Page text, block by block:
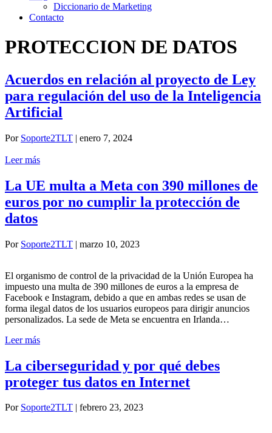
Diccionario de Marketing
Contacto
PROTECCION DE DATOS
Acuerdos en relación al proyecto de Ley
para regulación del uso de la Inteligencia
Artificial
Por Soporte2TLT | enero 7, 2024
Leer más
La UE multa a Meta con 390 millones de
euros por no cumplir la protección de
datos
Por Soporte2TLT | marzo 10, 2023
El organismo de control de la privacidad de la Unión Europea ha
impuesto una multa de 390 millones de euros a la empresa de
Facebook e Instagram, debido a que en ambas redes se usan de
forma ilegal datos de los usuarios europeos para dirigir anuncios
personalizados. La sede de Meta se encuentra en Irlanda…
Leer más
La ciberseguridad y por qué debes
proteger tus datos en Internet
Por Soporte2TLT | febrero 23, 2023